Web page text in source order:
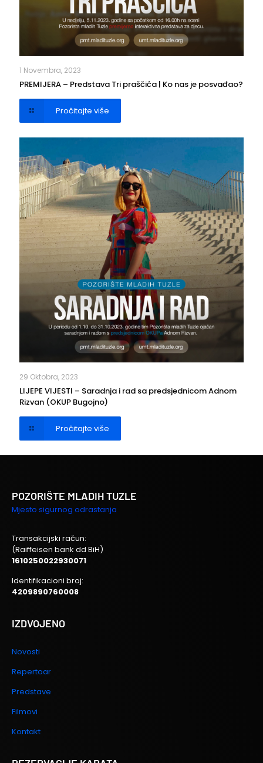
1 Novembra, 2023
PREMIJERA – Predstava Tri praščića | Ko nas je posvađao?
Pročitajte više
29 Oktobra, 2023
LIJEPE VIJESTI – Saradnja i rad sa predsjednicom Adnom
Rizvan (OKUP Bugojno)
Pročitajte više
POZORIŠTE MLADIH TUZLE
Mjesto sigurnog odrastanja
Transakcijski račun:
(Raiffeisen bank dd BiH)
1610250022930071
Identifikacioni broj:
4209890760008
IZDVOJENO
Novosti
Repertoar
Predstave
Filmovi
Kontakt